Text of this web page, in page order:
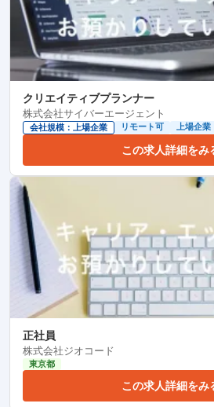
クリエイティブプランナー
株式会社サイバーエージェント
会社規模：上場企業 リモート可 上場企業
この求人詳細をみ
正社員
株式会社ジオコード
東京都
この求人詳細をみ